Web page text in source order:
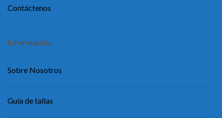
Contáctenos
Información
Sobre Nosotros
Guía de tallas